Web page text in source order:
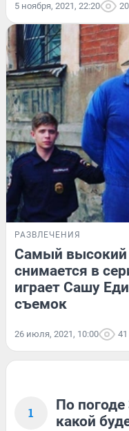
5 ноября, 2021, 22:20
РАЗВЛЕЧЕНИЯ
Самый высокий
снимается в
играет Сашу
съемок
26 июля, 2021, 10:00
1
По
какой